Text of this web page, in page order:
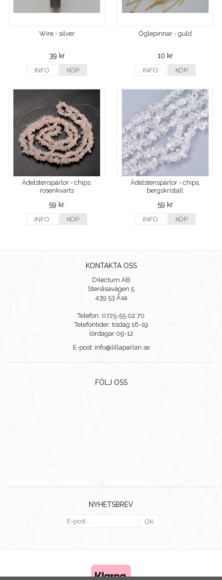
Wire - silver
39 kr
INFO KÖP
Öglepinnar - guld
10 kr
INFO KÖP
Ädelstenspärlor - chips,
rosenkvarts
59 kr
INFO KÖP
Ädelstenspärlor - chips,
bergskristall
59 kr
INFO KÖP
KONTAKTA OSS
Dilectum AB
Stenåsavägen 5
439 53 Åsa
Telefon: 0725-55 02 70
Telefontider: tisdag 16-19
lördagar 09-12
E-post: info@lillaparlan.se
FÖLJ OSS
NYHETSBREV
OK